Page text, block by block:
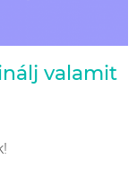
valamit